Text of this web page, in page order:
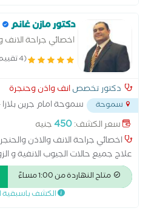
دكتور مازن غانم
اخصائي جراحة الانف
الاسكندرية
(4 تقييم)
دكتور تخصصانف واذن وحنجرة
سموحة سموحة امام جرين بلازا
سعر الكشف:450جنيه
اخصائي جراحة الانف والاذن
علاج جميع حالات الجيوب الانفية و
الجراحي - حالات التشخير المزمن و
ومنظار الانف والاذن
متاح النهاردة من 1:00 مساءً
الكشف باسبقية